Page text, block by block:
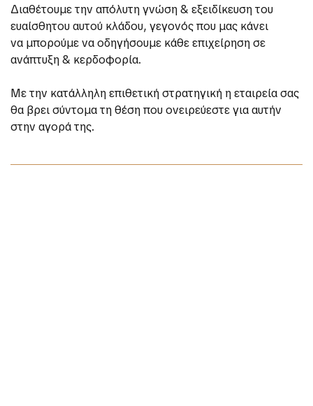
Διαθέτουμε την απόλυτη γνώση & εξειδίκευση του
ευαίσθητου αυτού κλάδου, γεγονός που μας κάνει
να μπορούμε να οδηγήσουμε κάθε επιχείρηση σε
ανάπτυξη & κερδοφορία.
Με την κατάλληλη επιθετική στρατηγική η εταιρεία σας
θα βρει σύντομα τη θέση που ονειρεύεστε για αυτήν
στην αγορά της.